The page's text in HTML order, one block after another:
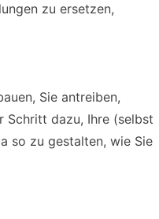
zu ersetzen,
Sie antreiben,
Schritt dazu, Ihre (selbst
so zu gestalten, wie Sie